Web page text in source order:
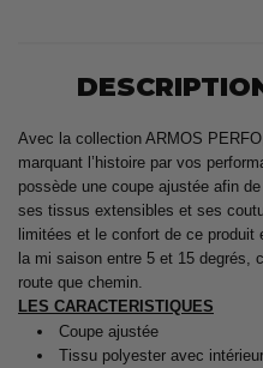
Avec la collection ARMOS
marquant l’histoire par vos
possède une coupe ajustée afin
ses tissus extensibles et ses
limitées et le confort de ce produit
la mi saison entre 5 et 15 degrés,
route que chemin.
LES CARACTERISTIQUES
Coupe ajustée
Tissu polyester avec